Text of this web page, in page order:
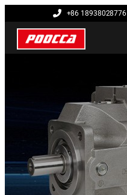
+86 18938028776